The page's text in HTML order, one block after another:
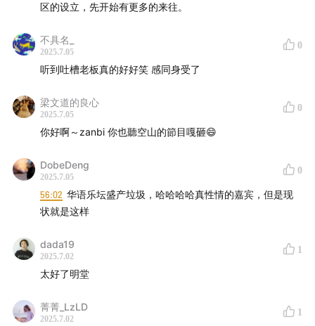
* 嘉宾：爵士
* 制作名单
区的设立，先开始有更多的来往。
不具名_
2025.7.05
0
听到吐槽老板真的好好笑 感同身受了
梁文道的良心
2025.7.05
0
你好啊～zanbi 你也聽空山的節目嘎砸😄
DobeDeng
2025.7.05
0
56:02 华语乐坛盛产垃圾，哈哈哈哈真性情的嘉宾，但是现
状就是这样
dada19
2025.7.02
1
太好了明堂
菁菁_LzLD
2025.7.02
1